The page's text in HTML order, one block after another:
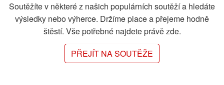
Soutěžíte v některé z našich populárních soutěží a hledáte
výsledky nebo výherce. Držíme place a přejeme hodně
štěstí. Vše potřebné najdete právě zde.
PŘEJÍT NA SOUTĚŽE